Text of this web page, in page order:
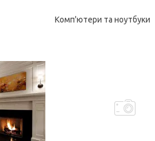
Комп'ютери та ноутбуки